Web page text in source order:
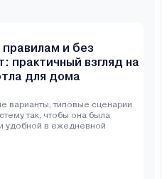
правилам и без
практичный взгляд на
для дома
варианты, типовые сценарии
так, чтобы она была
удобной в ежедневной